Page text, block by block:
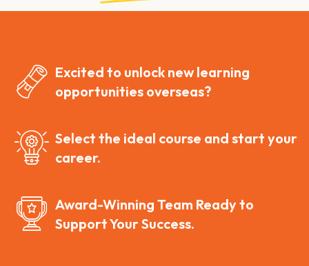
Excited to unlock new learning
opportunities overseas?
Select the ideal course and start your
career.
Award-Winning Team Ready to
Support Your Success.